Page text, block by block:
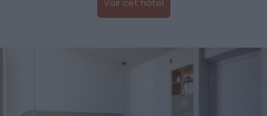
Voir cet hôtel